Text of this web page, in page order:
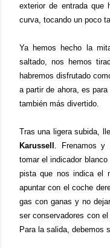
exterior de entrada que
curva, tocando un poco
Ya hemos hecho la
saltado, nos hemos
habremos disfrutado
a partir de ahora, es
también más divertido.
Tras una ligera subida,
Karussell . Frenamos
tomar el indicador
pista que nos indica el
apuntar con el coche
gas con ganas y no
ser conservadores con
Para la salida, debemos